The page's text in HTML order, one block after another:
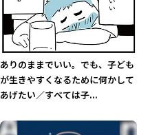
ありのままでいい。でも、子ども
が生きやすくなるために何かして
あげたい／すべては子...